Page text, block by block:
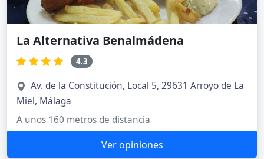
La Alternativa Benalmádena
4.3
Av. de la Constitución, Local 5, 29631 Arroyo de La
Miel, Málaga
A unos 160 metros de distancia
Ver opiniones